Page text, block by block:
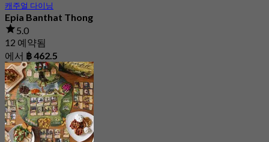
캐주얼 다이닝
Epia Banthat Thong
5.0
12 예약됨
에서 ฿ 462.5